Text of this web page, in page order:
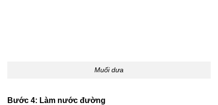
Muối dưa
Bước 4: Làm nước đường